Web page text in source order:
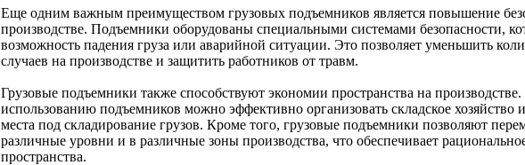
Еще одним важным преимуществом грузовых подъемников является повышение
производстве. Подъемники оборудованы специальными системами безопасности,
возможность падения груза или аварийной ситуации. Это позволяет уменьшить
случаев на производстве и защитить работников от травм.
Грузовые подъемники также способствуют экономии пространства на производстве.
использованию подъемников можно эффективно организовать складское хозяйство
места под складирование грузов. Кроме того, грузовые подъемники позволяют
различные уровни и в различные зоны производства, что обеспечивает
пространства.